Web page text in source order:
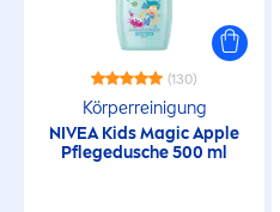
(130)
Körperreinigung
NIVEAKids Magic Apple
Pflegedusche 500 ml